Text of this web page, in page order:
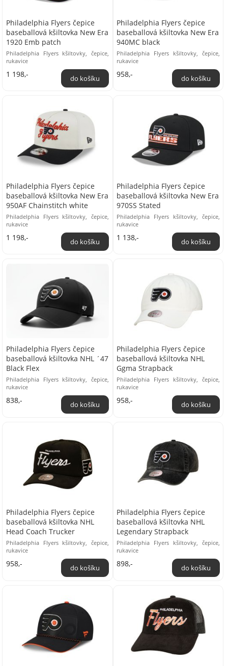
Philadelphia Flyers čepice
baseballová kšiltovka New Era
1920 Emb patch
Philadelphia Flyers kšiltovky, čepice,
rukavice
1 198,-
Philadelphia Flyers čepice
baseballová kšiltovka New Era
940MC black
Philadelphia Flyers kšiltovky, čepice,
rukavice
958,-
Philadelphia Flyers čepice
baseballová kšiltovka New Era
950AF Chainstitch white
Philadelphia Flyers kšiltovky, čepice,
rukavice
1 198,-
Philadelphia Flyers čepice
baseballová kšiltovka New Era
970SS Stated
Philadelphia Flyers kšiltovky, čepice,
rukavice
1 138,-
Philadelphia Flyers čepice
baseballová kšiltovka NHL ´47
Black Flex
Philadelphia Flyers kšiltovky, čepice,
rukavice
838,-
Philadelphia Flyers čepice
baseballová kšiltovka NHL
Ggma Strapback
Philadelphia Flyers kšiltovky, čepice,
rukavice
958,-
Philadelphia Flyers čepice
baseballová kšiltovka NHL
Head Coach Trucker
Philadelphia Flyers kšiltovky, čepice,
rukavice
958,-
Philadelphia Flyers čepice
baseballová kšiltovka NHL
Legendary Strapback
Philadelphia Flyers kšiltovky, čepice,
rukavice
898,-